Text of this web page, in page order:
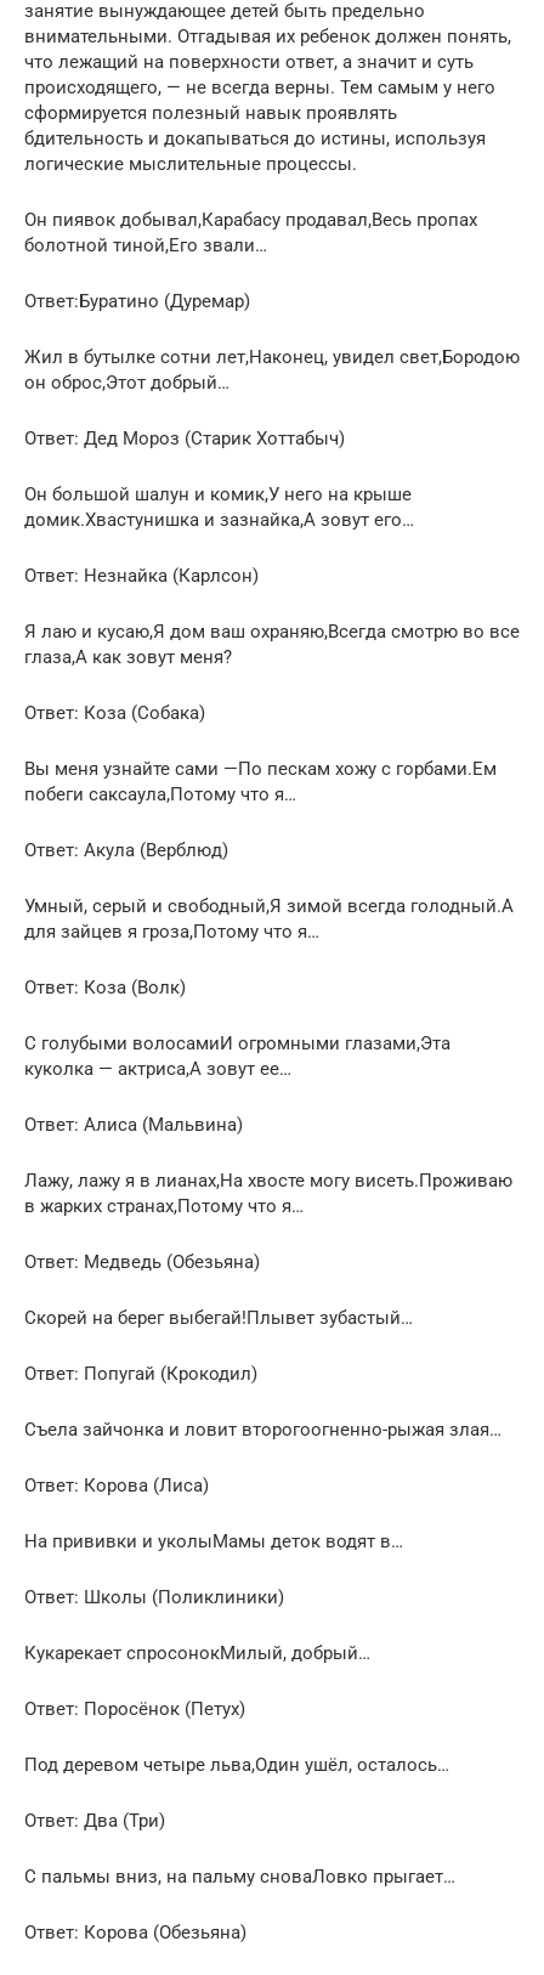
занятие вынуждающее детей быть предельно
внимательными. Отгадывая их ребенок должен понять,
что лежащий на поверхности ответ, а значит и суть
происходящего, — не всегда верны. Тем самым у него
сформируется полезный навык проявлять
бдительность и докапываться до истины, используя
логические мыслительные процессы.
Он пиявок добывал,Карабасу продавал,Весь пропах
болотной тиной,Его звали…
Ответ:Буратино (Дуремар)
Жил в бутылке сотни лет,Наконец, увидел свет,Бородою
он оброс,Этот добрый…
Ответ: Дед Мороз (Старик Хоттабыч)
Он большой шалун и комик,У него на крыше
домик.Хвастунишка и зазнайка,А зовут его…
Ответ: Незнайка (Карлсон)
Я лаю и кусаю,Я дом ваш охраняю,Всегда смотрю во все
глаза,А как зовут меня?
Ответ: Коза (Собака)
Вы меня узнайте сами —По пескам хожу с горбами.Ем
побеги саксаула,Потому что я…
Ответ: Акула (Верблюд)
Умный, серый и свободный,Я зимой всегда голодный.А
для зайцев я гроза,Потому что я…
Ответ: Коза (Волк)
С голубыми волосамиИ огромными глазами,Эта
куколка — актриса,А зовут ее…
Ответ: Алиса (Мальвина)
Лажу, лажу я в лианах,На хвосте могу висеть.Проживаю
в жарких странах,Потому что я…
Ответ: Медведь (Обезьяна)
Скорей на берег выбегай!Плывет зубастый…
Ответ: Попугай (Крокодил)
Cъела зайчонка и ловит второгоогненно-рыжая злая…
Ответ: Корова (Лиса)
На прививки и уколыМамы деток водят в…
Ответ: Школы (Поликлиники)
Кукарекает спросонокМилый, добрый…
Ответ: Поросёнок (Петух)
Под деревом четыре льва,Один ушёл, осталось…
Ответ: Два (Три)
С пальмы вниз, на пальму сноваЛовко прыгает…
Ответ: Корова (Обезьяна)